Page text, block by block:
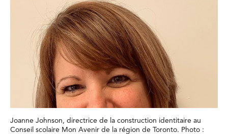
Joanne Johnson, directrice de la construction identitaire au
Conseil scolaire Mon Avenir de la région de Toronto. Photo :